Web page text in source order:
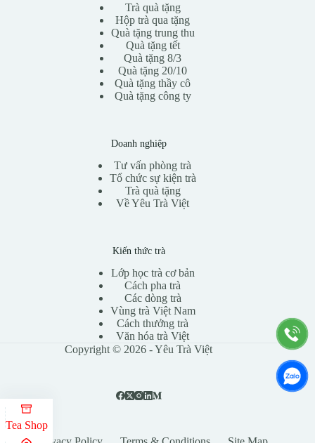
Trà quà tặng
Hộp trà qua tặng
Quà tặng trung thu
Quà tặng tết
Quà tặng 8/3
Quà tặng 20/10
Quà tặng thầy cô
Quà tặng công ty
Doanh nghiệp
Tư vấn phòng trà
Tổ chức sự kiện trà
Trà quà tặng
Về Yêu Trà Việt
Kiến thức trà
Lớp học trà cơ bản
Cách pha trà
Các dòng trà
Vùng trà Việt Nam
Cách thưởng trà
Văn hóa trà Việt
Copyright © 2026 - Yêu Trà Việt
Tea Shop